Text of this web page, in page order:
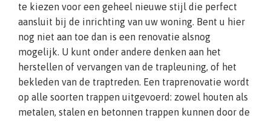
te kiezen voor een geheel nieuwe stijl die perfect
aansluit bij de inrichting van uw woning. Bent u hier
nog niet aan toe dan is een renovatie alsnog
mogelijk. U kunt onder andere denken aan het
herstellen of vervangen van de trapleuning, of het
bekleden van de traptreden. Een traprenovatie wordt
op alle soorten trappen uitgevoerd: zowel houten als
metalen, stalen en betonnen trappen kunnen door de